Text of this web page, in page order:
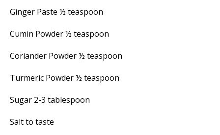
Ginger Paste ½ teaspoon
Cumin Powder½ teaspoon
Coriander Powder ½ teaspoon
Turmeric Powder ½ teaspoon
Sugar 2-3 tablespoon
Salt to taste